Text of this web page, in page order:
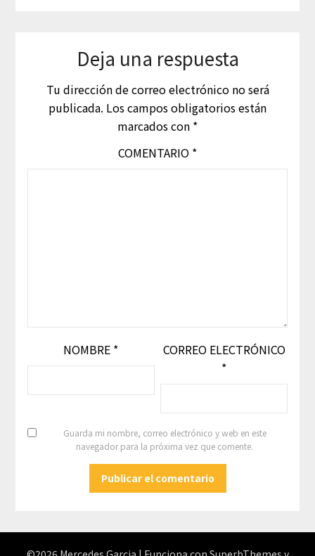
Deja una respuesta
Tu dirección de correo electrónico no será
publicada. Los campos obligatorios están
marcados con *
COMENTARIO *
NOMBRE *
CORREO ELECTRÓNICO
*
Guarda mi nombre, correo electrónico y web en este
navegador para la próxima vez que comente.